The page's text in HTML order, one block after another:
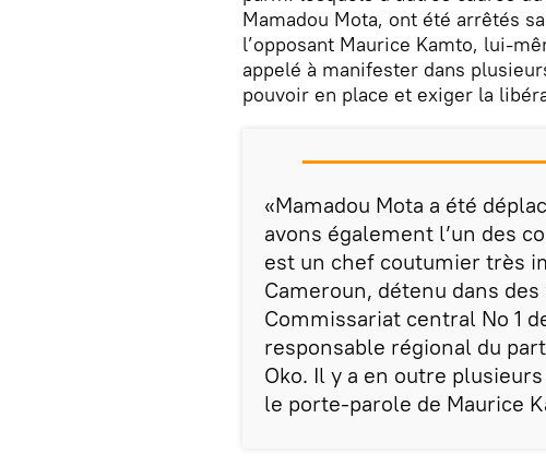
Mamadou Mota, ont été arrêtés
l’opposant Maurice Kamto, lui-
appelé à manifester dans
pouvoir en place et exiger la
«Mamadou Mota a été
avons également l’un des
est un chef coutumier très
Cameroun, détenu dans
Commissariat central No 1
responsable régional du
Oko. Il y a en outre
le porte-parole de Maurice